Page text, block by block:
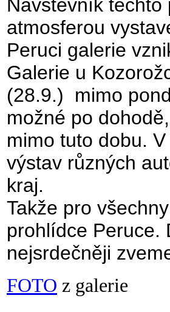
Návštěvník
atmosferou
Peruci galerie
Galerie u
(28.9.) mimo
možné po
mimo tuto dobu.
výstav různých
kraj.
Takže pro
prohlídce Peruce.
nejsrdečněji
FOTO z galerie